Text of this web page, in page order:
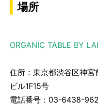
場所
ORGANIC TABLE BY
住所：東京都渋谷区神
ビル1F15号
電話番号：03-6438-